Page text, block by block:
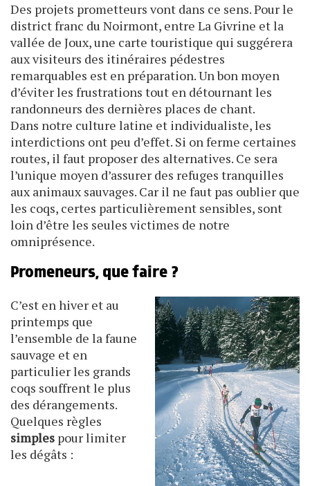
Des projets prometteurs vont dans ce sens. Pour le
district franc du Noirmont, entre La Givrine et la
vallée de Joux, une carte touristique qui suggérera
aux visiteurs des itinéraires pédestres
remarquables est en préparation. Un bon moyen
d’éviter les frustrations tout en détournant les
randonneurs des dernières places de chant.
Dans notre culture latine et individualiste, les
interdictions ont peu d’effet. Si on ferme certaines
routes, il faut proposer des alternatives. Ce sera
l’unique moyen d’assurer des refuges tranquilles
aux animaux sauvages. Car il ne faut pas oublier que
les coqs, certes particulièrement sensibles, sont
loin d’être les seules victimes de notre
omniprésence.
Promeneurs, que faire ?
C’est en hiver et au
printemps que
l’ensemble de la faune
sauvage et en
particulier les grands
coqs souffrent le plus
des dérangements.
Quelques règles
simples pour limiter
les dégâts :